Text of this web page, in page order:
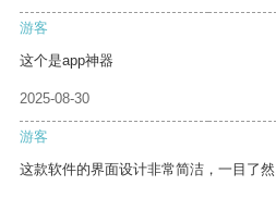
游客
这个是app神器
2025-08-30
游客
这款软件的界面设计非常简洁，一目了然